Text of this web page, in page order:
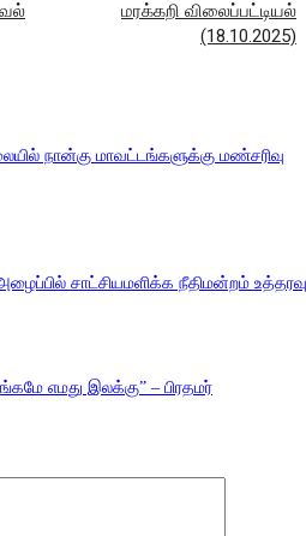
மரக்கறி விலைப்பட்டியல்
(18.10.2025)
நான்கு மாவட்டங்களுக்கு மண்சரிவு
சாட்சியமளிக்க நீதிமன்றம் உத்தரவு
எமது இலக்கு” – பிரதமர்